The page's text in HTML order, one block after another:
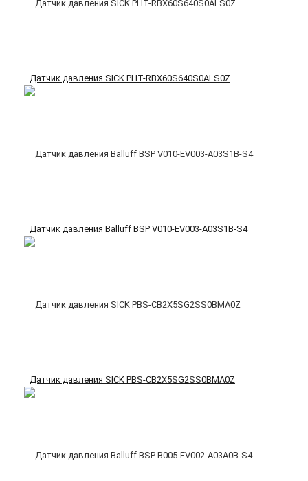
Датчик давления SICK PHT-RBX60S640S0ALS0Z
Датчик давления Balluff BSP V010-EV003-A03S1B-S4
Датчик давления SICK PBS-CB2X5SG2SS0BMA0Z